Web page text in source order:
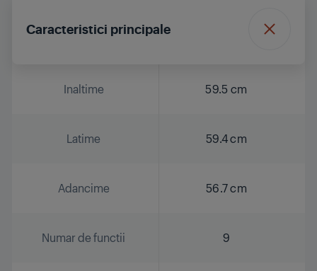
Caracteristici principale
Inaltime 59.5 cm
Latime 59.4 cm
Adancime 56.7 cm
Numar de functii 9